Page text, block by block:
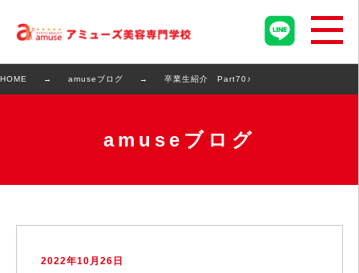
HOME amuseブログ 卒業生紹介 Part70♪
amuseブログ
2022年10月26日